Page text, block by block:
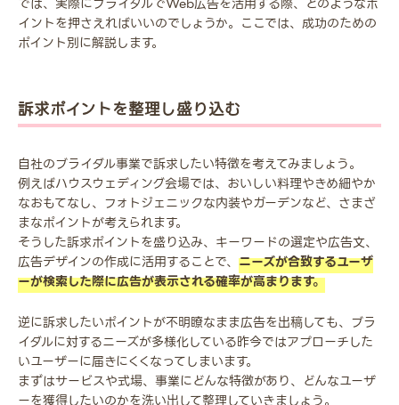
では、実際にブライダルでWeb広告を活用する際、どのようなポ
イントを押さえればいいのでしょうか。ここでは、成功のための
ポイント別に解説します。
訴求ポイントを整理し盛り込む
自社のブライダル事業で訴求したい特徴を考えてみましょう。
例えばハウスウェディング会場では、おいしい料理やきめ細やか
なおもてなし、フォトジェニックな内装やガーデンなど、さまざ
まなポイントが考えられます。
そうした訴求ポイントを盛り込み、キーワードの選定や広告文、
広告デザインの作成に活用することで、 ニーズが合致するユーザ
ーが検索した際に広告が表示される確率が高まります。
逆に訴求したいポイントが不明瞭なまま広告を出稿しても、ブラ
イダルに対するニーズが多様化している昨今ではアプローチした
いユーザーに届きにくくなってしまいます。
まずはサービスや式場、事業にどんな特徴があり、どんなユーザ
ーを獲得したいのかを洗い出して整理していきましょう。